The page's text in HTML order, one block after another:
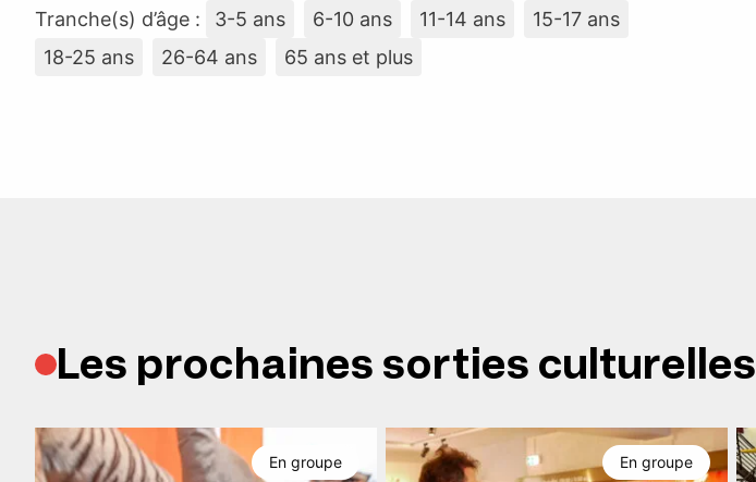
Tranche(s) d’âge : 3-5 ans 6-10 ans 11-14 ans
15-17 ans
18-25 ans
26-64 ans 65 ans et plus
Les prochaines sorties culturelles
En groupe En groupe